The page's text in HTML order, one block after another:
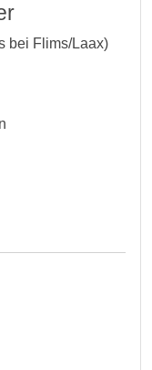
bei Flims/Laax)